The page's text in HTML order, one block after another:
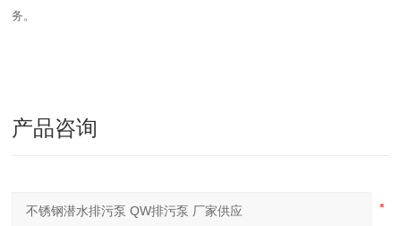
务。
产品咨询